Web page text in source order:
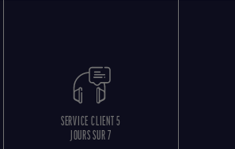
SERVICE CLIENT 5
JOURS SUR 7